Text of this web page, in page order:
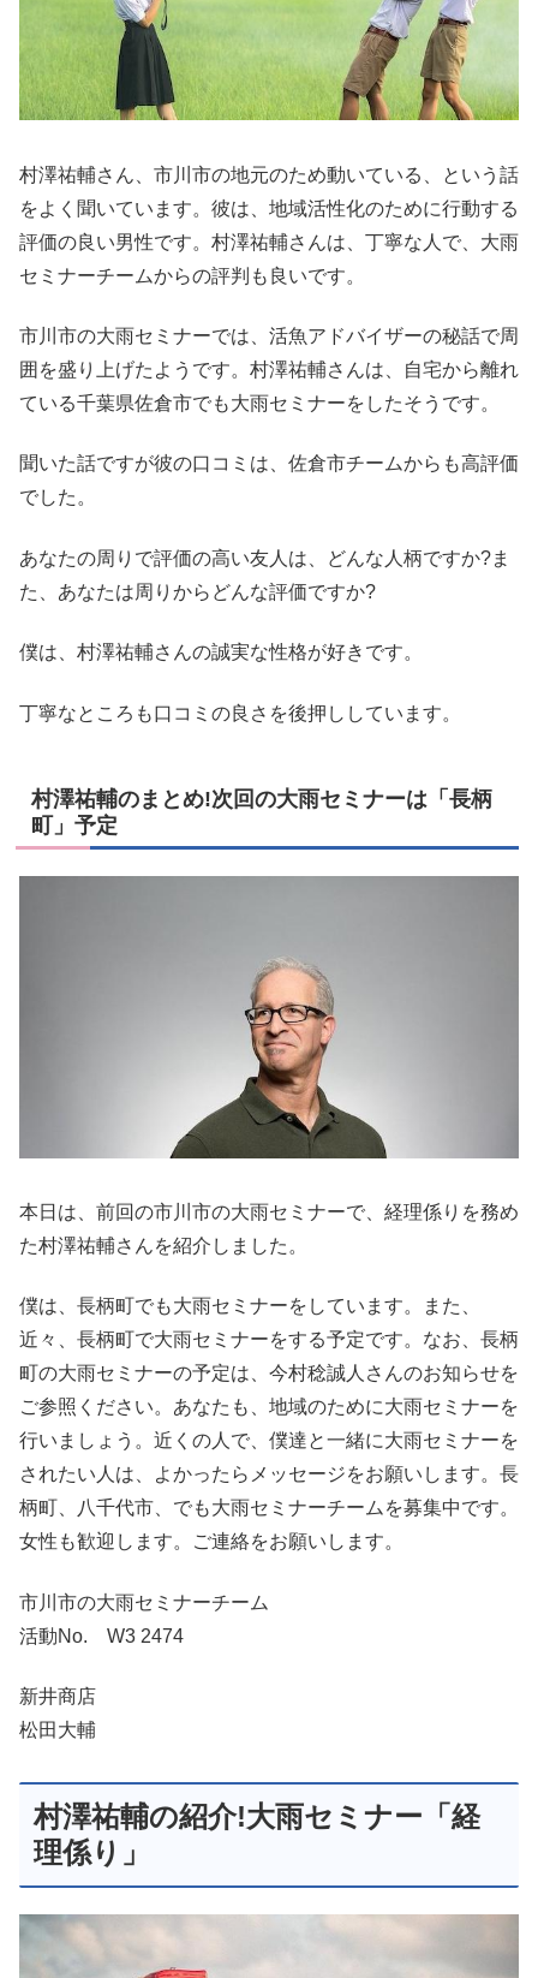
村澤祐輔さん、市川市の地元のため動いている、という話
をよく聞いています。彼は、地域活性化のために行動する
評価の良い男性です。村澤祐輔さんは、丁寧な人で、大雨
セミナーチームからの評判も良いです。
市川市の大雨セミナーでは、活魚アドバイザーの秘話で周
囲を盛り上げたようです。村澤祐輔さんは、自宅から離れ
ている千葉県佐倉市でも大雨セミナーをしたそうです。
聞いた話ですが彼の口コミは、佐倉市チームからも高評価
でした。
あなたの周りで評価の高い友人は、どんな人柄ですか?ま
た、あなたは周りからどんな評価ですか?
僕は、村澤祐輔さんの誠実な性格が好きです。
丁寧なところも口コミの良さを後押ししています。
村澤祐輔のまとめ!次回の大雨セミナーは「長柄
町」予定
本日は、前回の市川市の大雨セミナーで、経理係りを務め
た村澤祐輔さんを紹介しました。
僕は、長柄町でも大雨セミナーをしています。また、
近々、長柄町で大雨セミナーをする予定です。なお、長柄
町の大雨セミナーの予定は、今村稔誠人さんのお知らせを
ご参照ください。あなたも、地域のために大雨セミナーを
行いましょう。近くの人で、僕達と一緒に大雨セミナーを
されたい人は、よかったらメッセージをお願いします。長
柄町、八千代市、でも大雨セミナーチームを募集中です。
女性も歓迎します。ご連絡をお願いします。
市川市の大雨セミナーチーム
活動No. W3 2474
新井商店
松田大輔
村澤祐輔の紹介!大雨セミナー「経
理係り」